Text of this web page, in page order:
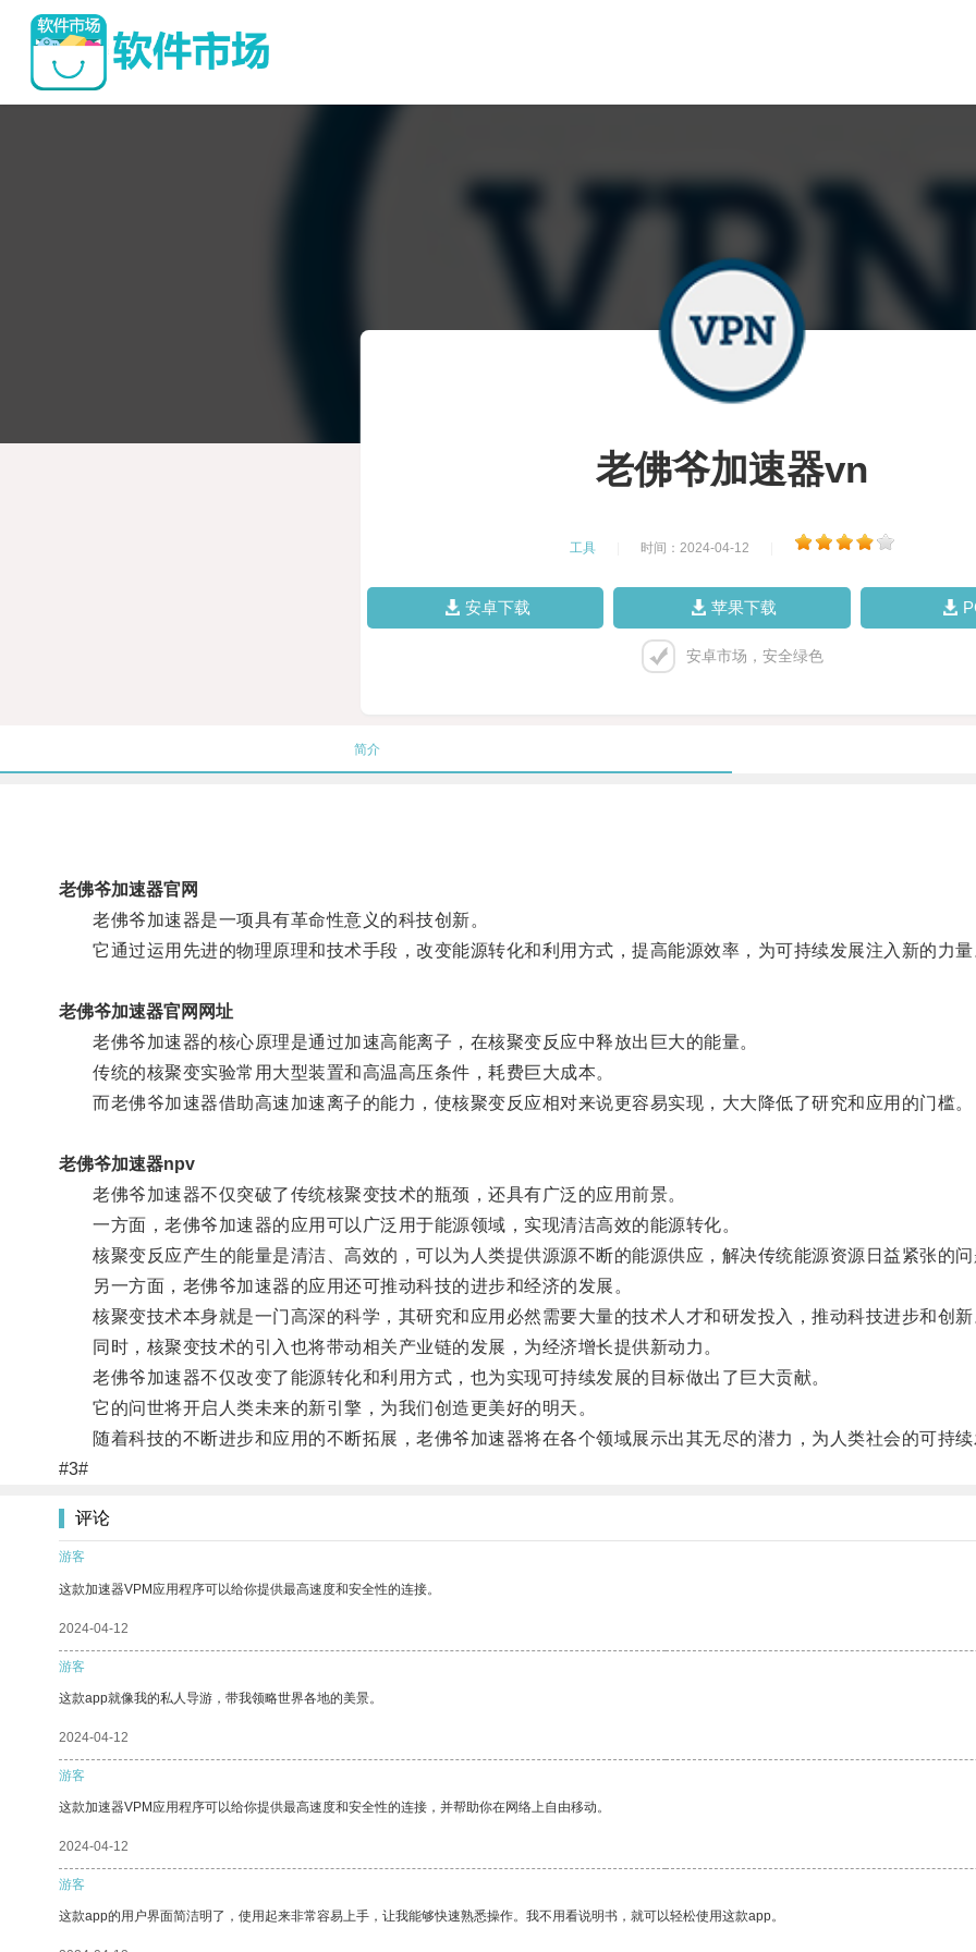
老佛爷加速器vn
工具 时间：2024-04-12
安卓下载 苹果下载
安卓市场，安全绿色
简介
老佛爷加速器官网
老佛爷加速器是一项具有革命性意义的科技创新。
它通过运用先进的物理原理和技术手段，改变能源转化和利用方式，提高能源效率，为可持续发展注入新的力量
老佛爷加速器官网网址
老佛爷加速器的核心原理是通过加速高能离子，在核聚变反应中释放出巨大的能量。
传统的核聚变实验常用大型装置和高温高压条件，耗费巨大成本。
而老佛爷加速器借助高速加速离子的能力，使核聚变反应相对来说更容易实现，大大降低了研究和应用的门槛。
老佛爷加速器npv
老佛爷加速器不仅突破了传统核聚变技术的瓶颈，还具有广泛的应用前景。
一方面，老佛爷加速器的应用可以广泛用于能源领域，实现清洁高效的能源转化。
核聚变反应产生的能量是清洁、高效的，可以为人类提供源源不断的能源供应，解决传统能源资源日益紧张的问
另一方面，老佛爷加速器的应用还可推动科技的进步和经济的发展。
核聚变技术本身就是一门高深的科学，其研究和应用必然需要大量的技术人才和研发投入，推动科技进步和创新
同时，核聚变技术的引入也将带动相关产业链的发展，为经济增长提供新动力。
老佛爷加速器不仅改变了能源转化和利用方式，也为实现可持续发展的目标做出了巨大贡献。
它的问世将开启人类未来的新引擎，为我们创造更美好的明天。
随着科技的不断进步和应用的不断拓展，老佛爷加速器将在各个领域展示出其无尽的潜力，为人类社会的可持续
#3#
评论
游客
这款加速器VPM应用程序可以给你提供最高速度和安全性的连接。
2024-04-12
游客
这款app就像我的私人导游，带我领略世界各地的美景。
2024-04-12
游客
这款加速器VPM应用程序可以给你提供最高速度和安全性的连接，并帮助你在网络上自由移动。
2024-04-12
游客
这款app的用户界面简洁明了，使用起来非常容易上手，让我能够快速熟悉操作。我不用看说明书，就可以轻松使用这款app。